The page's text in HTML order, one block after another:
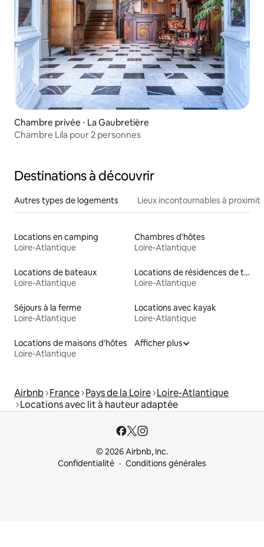
Chambre privée ⋅ La Gaubretière
Chambre Lila pour 2 personnes
Destinations à découvrir
Autres types de logements Lieux incontournables à
Locations en camping
Loire-Atlantique
Chambres d'hôtes
Loire-Atlantique
Locations de bateaux
Loire-Atlantique
Locations de résidences de tourisme
Loire-Atlantique
Séjours à la ferme
Loire-Atlantique
Locations avec kayak
Loire-Atlantique
Locations de maisons d'hôtes
Loire-Atlantique
Afficher plus
Airbnb France Pays de la Loire Loire-Atlantique
Locations avec lit à hauteur adaptée
© 2026 Airbnb, Inc.
Confidentialité
Conditions générales